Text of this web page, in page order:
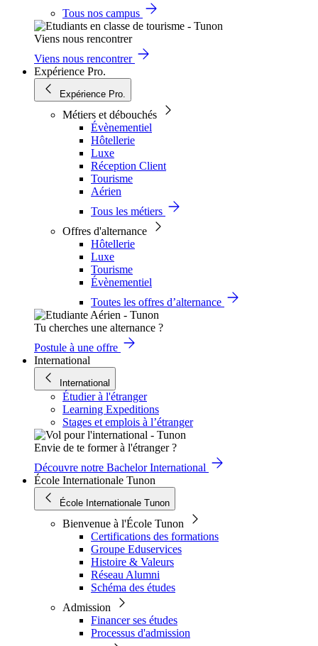
Tous nos campus
Viens nous rencontrer
Viens nous rencontrer
Expérience Pro.
Expérience Pro.
Métiers et débouchés
Évènementiel
Hôtellerie
Luxe
Réception Client
Tourisme
Aérien
Tous les métiers
Offres d'alternance
Hôtellerie
Luxe
Tourisme
Évènementiel
Toutes les offres d’alternance
Tu cherches une alternance ?
Postule à une offre
International
International
Étudier à l'étranger
Learning Expeditions
Stages et emplois à l’étranger
Envie de te former à l'étranger ?
Découvre notre Bachelor International
École Internationale Tunon
École Internationale Tunon
Bienvenue à l'École Tunon
Certifications des formations
Groupe Eduservices
Histoire & Valeurs
Réseau Alumni
Schéma des études
Admission
Financer ses études
Processus d'admission